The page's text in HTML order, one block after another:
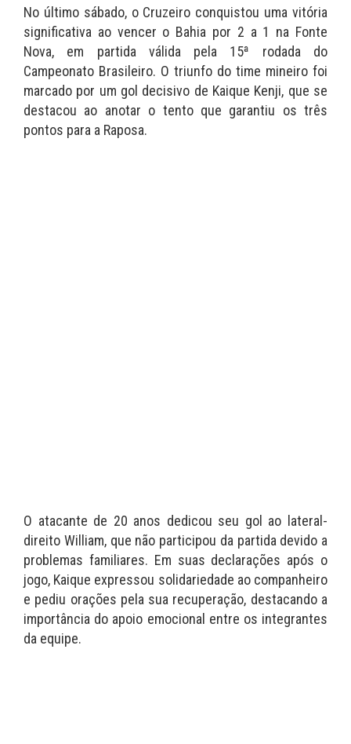
No último sábado, o Cruzeiro conquistou uma vitória
significativa ao vencer o Bahia por 2 a 1 na Fonte
Nova, em partida válida pela 15ª rodada do
Campeonato Brasileiro. O triunfo do time mineiro foi
marcado por um gol decisivo de Kaique Kenji, que se
destacou ao anotar o tento que garantiu os três
pontos para a Raposa.
O atacante de 20 anos dedicou seu gol ao lateral-
direito William, que não participou da partida devido a
problemas familiares. Em suas declarações após o
jogo, Kaique expressou solidariedade ao companheiro
e pediu orações pela sua recuperação, destacando a
importância do apoio emocional entre os integrantes
da equipe.